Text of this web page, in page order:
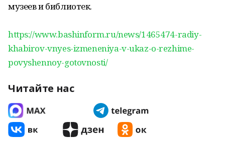
музеев и библиотек.
https://www.bashinform.ru/news/1465474-radiy-
khabirov-vnyes-izmeneniya-v-ukaz-o-rezhime-
povyshennoy-gotovnosti/
Читайте нас